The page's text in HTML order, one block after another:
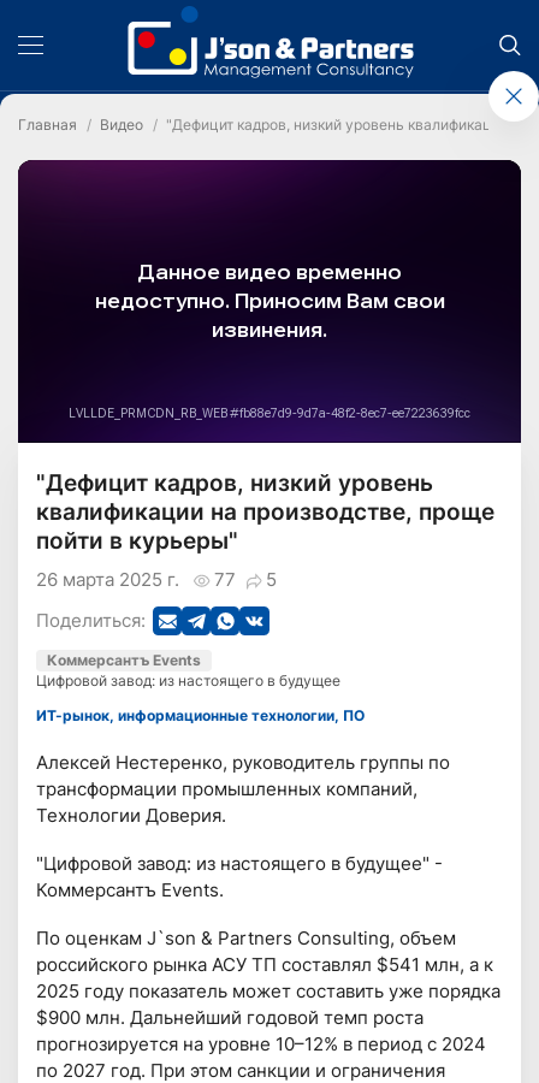
Главная Видео "Дефицит кадров, низкий уровень квалификации
"Дефицит кадров, низкий уровень
квалификации на производстве, проще
пойти в курьеры"
77 5
26 марта 2025 г.
Поделиться:
Коммерсантъ Events
Цифровой завод: из настоящего в будущее
ИТ-рынок, информационные технологии, ПО
Алексей Нестеренко, руководитель группы по
трансформации промышленных компаний,
Технологии Доверия.
"Цифровой завод: из настоящего в будущее" -
Коммерсантъ Events.
По оценкам J`son & Partners Consulting, объем
российского рынка АСУ ТП составлял $541 млн, а к
2025 году показатель может составить уже порядка
$900 млн. Дальнейший годовой темп роста
прогнозируется на уровне 10–12% в период с 2024
по 2027 год. При этом санкции и ограничения